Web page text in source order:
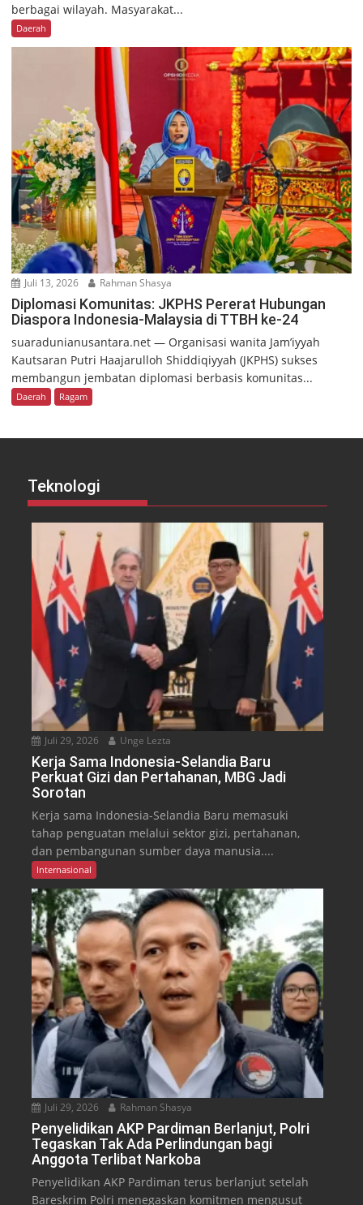
berbagai wilayah. Masyarakat...
Daerah
Juli 13, 2026 Rahman Shasya
Diplomasi Komunitas: JKPHS Pererat Hubungan
Diaspora Indonesia-Malaysia di TTBH ke-24
suaradunianusantara.net — Organisasi wanita Jam’iyyah
Kautsaran Putri Haajarulloh Shiddiqiyyah (JKPHS) sukses
membangun jembatan diplomasi berbasis komunitas...
Daerah Ragam
Teknologi
Juli 29, 2026 Unge Lezta
Kerja Sama Indonesia-Selandia Baru
Perkuat Gizi dan Pertahanan, MBG Jadi
Sorotan
Kerja sama Indonesia-Selandia Baru memasuki
tahap penguatan melalui sektor gizi, pertahanan,
dan pembangunan sumber daya manusia....
Internasional
Juli 29, 2026 Rahman Shasya
Penyelidikan AKP Pardiman Berlanjut, Polri
Tegaskan Tak Ada Perlindungan bagi
Anggota Terlibat Narkoba
Penyelidikan AKP Pardiman terus berlanjut setelah
Bareskrim Polri menegaskan komitmen mengusut